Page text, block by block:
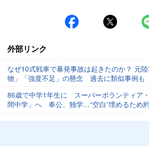
外部リンク
なぜ10式戦車で暴発事故は起きたのか？ 元
物」「強度不足」の懸念 過去に類似事例も
86歳で中学1年生に スーパーボランティア
間中学」へ 奉公、独学…“空白”埋めるため